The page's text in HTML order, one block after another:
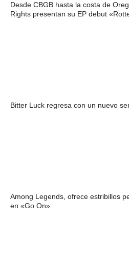
Desde CBGB hasta la costa de
Rights presentan su EP debut
Bitter Luck regresa con un nuevo
Among Legends, ofrece estribillos
en «Go On»